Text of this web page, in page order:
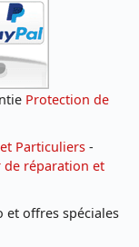
Protection de
Particuliers -
de réparation et
et offres spéciales